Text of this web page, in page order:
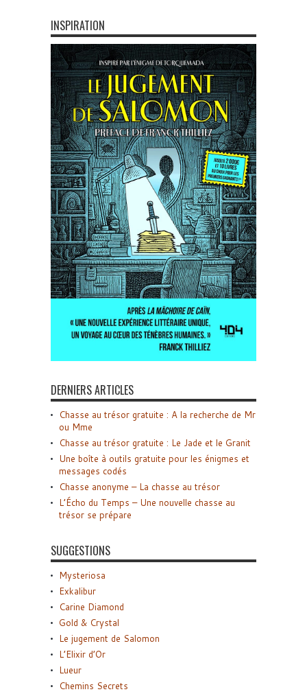
INSPIRATION
DERNIERS ARTICLES
Chasse au trésor gratuite : A la recherche de Mr
ou Mme
Chasse au trésor gratuite : Le Jade et le Granit
Une boîte à outils gratuite pour les énigmes et
messages codés
Chasse anonyme – La chasse au trésor
L’Écho du Temps – Une nouvelle chasse au
trésor se prépare
SUGGESTIONS
Mysteriosa
Exkalibur
Carine Diamond
Gold & Crystal
Le jugement de Salomon
L’Elixir d’Or
Lueur
Chemins Secrets